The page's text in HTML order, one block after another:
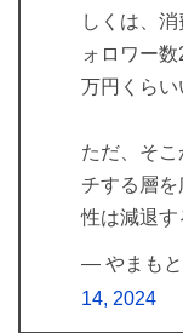
しくは、
ォロワー
万円くらい
ただ、そ
チする層
性は減退す
— やまもと
14, 2024